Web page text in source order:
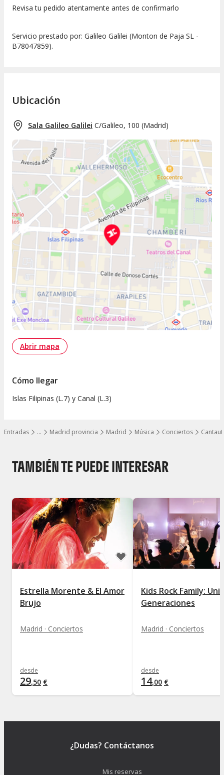
…
Mostrar todos los niveles
Entradas Madrid provincia Madrid Música Conciertos
Revisa tu pedido atentamente antes de confirmarlo
Servicio prestado por: Galileo Galilei (Monton de Paja SL -
B78047859).
Ubicación
Sala Galileo Galilei C/Galileo, 100 (Madrid)
Abrir mapa
Cómo llegar
Islas Filipinas (L.7) y Canal (L.3)
TAMBIÉN TE PUEDE INTERESAR
Estrella Morente & El Amor
Brujo
Madrid · Conciertos
desde
29,50 €
Kids Rock Family: Uniendo
Generaciones
Madrid · Conciertos
desde
14,00 €
¿Dudas? Contáctanos
Mis reservas